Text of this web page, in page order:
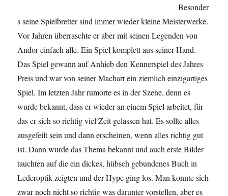
Besonder
s seine Spielbretter sind immer wieder kleine Meisterwerke.
Vor Jahren überraschte er aber mit seinen Legenden von
Andor einfach alle. Ein Spiel komplett aus seiner Hand.
Das Spiel gewann auf Anhieb den Kennerspiel des Jahres
Preis und war von seiner Machart ein ziemlich einzigartiges
Spiel. Im letzten Jahr rumorte es in der Szene, denn es
wurde bekannt, dass er wieder an einem Spiel arbeitet, für
das er sich so richtig viel Zeit gelassen hat. Es sollte alles
ausgefeilt sein und dann erscheinen, wenn alles richtig gut
ist. Dann wurde das Thema bekannt und auch erste Bilder
tauchten auf die ein dickes, hübsch gebundenes Buch in
Lederoptik zeigten und der Hype ging los. Man konnte sich
zwar noch nicht so richtig was darunter vorstellen, aber es